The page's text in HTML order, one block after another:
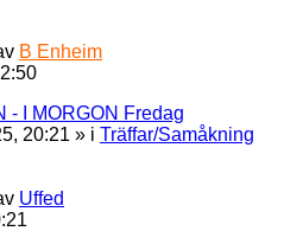
B Enheim
- I MORGON Fredag
20:21 » i Träffar/Samåkning
Uffed